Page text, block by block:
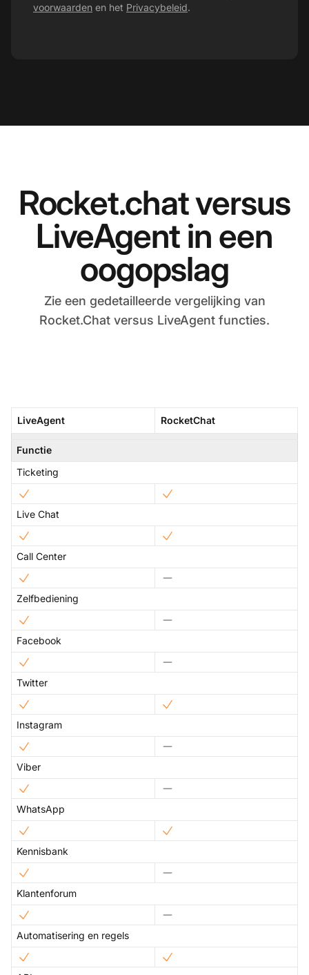
voorwaarden en het Privacybeleid.
Rocket.chat versus
LiveAgent in een
oogopslag
Zie een gedetailleerde vergelijking van
Rocket.Chat versus LiveAgent functies.
LiveAgent RocketChat
Functie
Ticketing
Live Chat
Call Center
Zelfbediening
Facebook
Twitter
Instagram
Viber
WhatsApp
Kennisbank
Klantenforum
Automatisering en regels